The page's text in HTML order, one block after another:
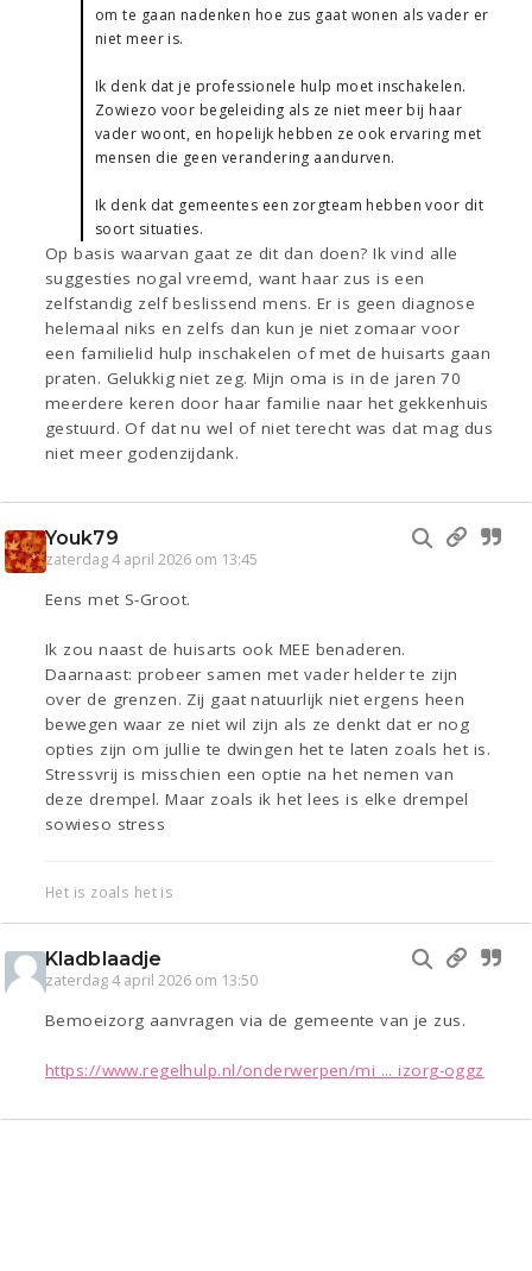
om te gaan nadenken hoe zus gaat wonen als vader er
niet meer is.
Ik denk dat je professionele hulp moet inschakelen.
Zowiezo voor begeleiding als ze niet meer bij haar
vader woont, en hopelijk hebben ze ook ervaring met
mensen die geen verandering aandurven.
Ik denk dat gemeentes een zorgteam hebben voor dit
soort situaties.
Op basis waarvan gaat ze dit dan doen? Ik vind alle
suggesties nogal vreemd, want haar zus is een
zelfstandig zelf beslissend mens. Er is geen diagnose
helemaal niks en zelfs dan kun je niet zomaar voor
een familielid hulp inschakelen of met de huisarts gaan
praten. Gelukkig niet zeg. Mijn oma is in de jaren 70
meerdere keren door haar familie naar het gekkenhuis
gestuurd. Of dat nu wel of niet terecht was dat mag dus
niet meer godenzijdank.
Youk79
zaterdag 4 april 2026 om 13:45
Eens met S-Groot.
Ik zou naast de huisarts ook MEE benaderen.
Daarnaast: probeer samen met vader helder te zijn
over de grenzen. Zij gaat natuurlijk niet ergens heen
bewegen waar ze niet wil zijn als ze denkt dat er nog
opties zijn om jullie te dwingen het te laten zoals het is.
Stressvrij is misschien een optie na het nemen van
deze drempel. Maar zoals ik het lees is elke drempel
sowieso stress
Het is zoals het is
Kladblaadje
zaterdag 4 april 2026 om 13:50
Bemoeizorg aanvragen via de gemeente van je zus.
https://www.regelhulp.nl/onderwerpen/mi ... izorg-oggz